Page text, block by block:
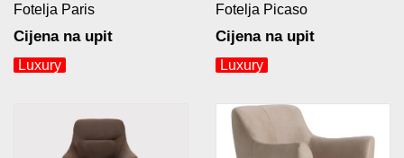
Fotelja Paris
Cijena na upit
Luxury
Fotelja Picaso
Cijena na upit
Luxury